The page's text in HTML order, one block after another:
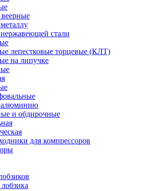
стали
лепестковые торцевые (КЛТ)
на липучке
алюминию
и обдирочные
для компрессоров